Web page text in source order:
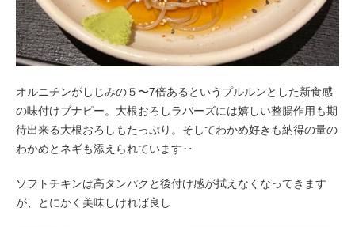
オルニチンがしじみの５〜7倍あるというプルルンとした新食感
の味付けブナピー。大根おろしラバーズには嬉しい整腸作用も期
待出来る大根おろしもたっぷり。そしてわかめ好きも納得の量の
わかめとネギも添えられています‥
ソフトチキンは高タンパクと後付け感が拭えなくなってきます
が、とにかく美味しければ良し